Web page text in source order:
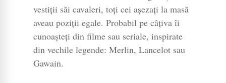
vestiții săi cavaleri, toți cei așezați la masă
aveau poziții egale. Probabil pe câțiva îi
cunoașteți din filme sau seriale, inspirate
din vechile legende: Merlin, Lancelot sau
Gawain.